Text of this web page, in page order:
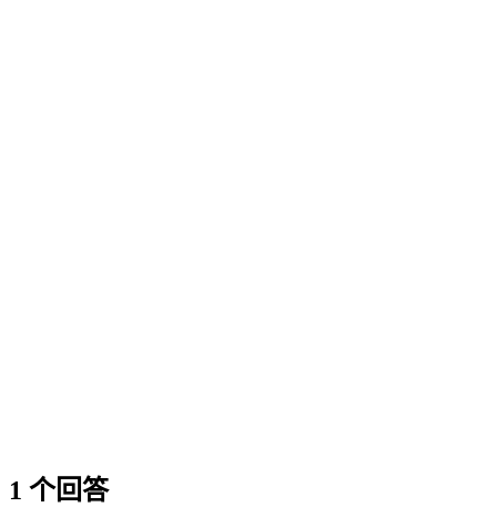
1 个回答